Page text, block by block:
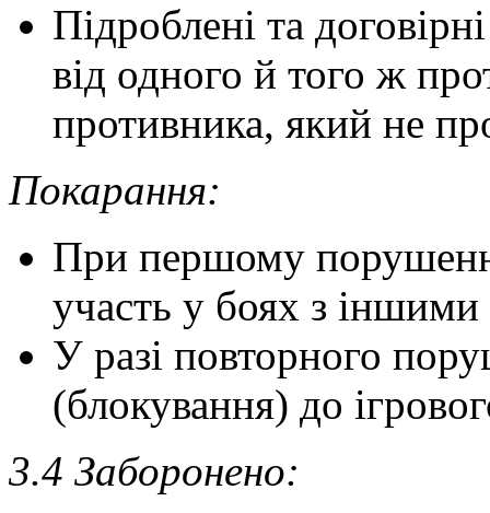
Підроблені та
від одного й того ж
противника, який не
Покарання:
При першому
участь у боях з іншими
У разі повторного
(блокування) до
3.4 Заборонено: